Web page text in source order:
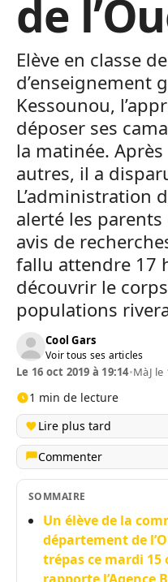
de
Elève en classe
d’enseignement
Kessounou,
déposer ses
la matinée.
autres, il a
L’administration
alerté les parents
avis de
fallu attendre 17
découvrir le
populations
Cool Gars
Voir tous ses articles
Le 16 oct 2019 à 19:14•MàJ le
1 min de lecture
Lire plus tard
Commenter
SOMMAIRE
Un élève de la
département de
trépas ce mardi 15